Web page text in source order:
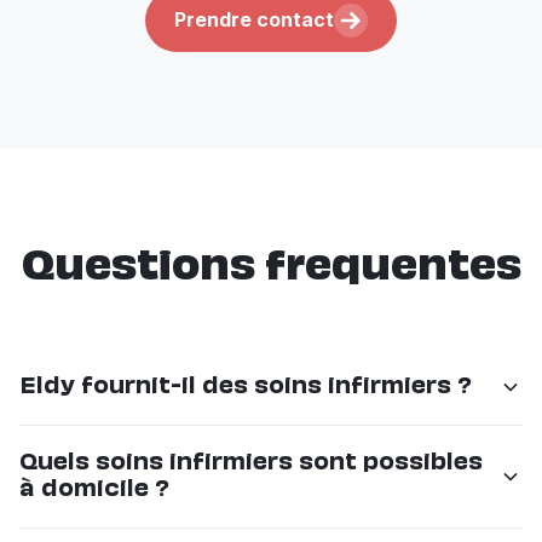
Prendre contact
Questions frequentes
Eldy fournit-il des soins infirmiers ?
Les soins infirmiers à domicile en Suisse Romande
Quels soins infirmiers sont possibles
à domicile ?